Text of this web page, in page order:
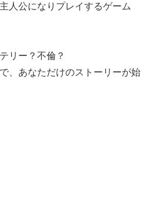
人公になりプレイするゲーム
リー？不倫？
、あなただけのストーリーが始